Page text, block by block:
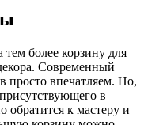
более корзину для
Современный
просто впечатляем. Но,
в
обратится к мастеру и